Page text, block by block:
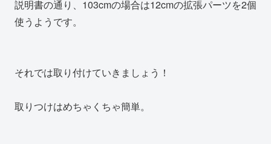
説明書の通り、103cmの場合は12cmの拡張パーツを2個
使うようです。
それでは取り付けていきましょう！
取りつけはめちゃくちゃ簡単。